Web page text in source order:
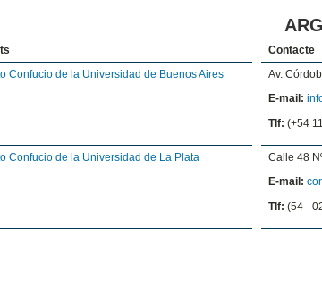
Contacte
Confucio de la Universidad de Buenos Aires
Av.
E-mail:
Tlf: (+54
Confucio de la Universidad de La Plata
Calle 48
E-mail:
Tlf: (54 -